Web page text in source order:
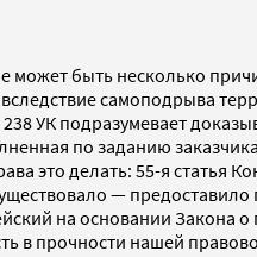
быть несколько
самоподрыва
УК подразумевает
по заданию
это делать: 55-я
—
на основании Закона
в прочности нашей